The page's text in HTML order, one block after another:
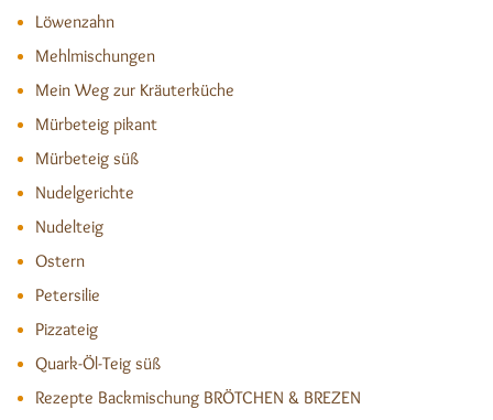
Löwenzahn
Mehlmischungen
Mein Weg zur Kräuterküche
Mürbeteig pikant
Mürbeteig süß
Nudelgerichte
Nudelteig
Ostern
Petersilie
Pizzateig
Quark-Öl-Teig süß
Rezepte Backmischung BRÖTCHEN & BREZEN